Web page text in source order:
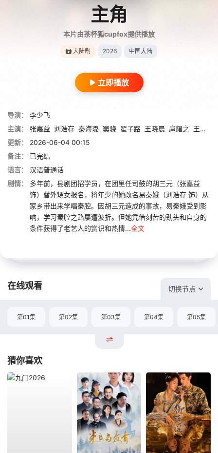
主角
本片由茶杯狐cupfox提供播放
大陆剧 2026 中国大陆
立即播放
导演：
李少飞
主演：
张嘉益 刘浩存 秦海璐 窦骁 翟子路 王晓晨 扈耀之 王海燕
更新：
2026-06-04 00:15
备注：
已完结
语言：
汉语普通话
剧情：
多年前，县剧团招学员，在团里任司鼓的胡三元（张嘉益
饰）替外甥女报名，将年少的她改名易秦娥（刘浩存 饰）从
家乡带出来学唱秦腔。因胡三元造成的事故，易秦娥受到影
响，学习秦腔之路屡遭波折。但她凭借刻苦的劲头和自身的
条件获得了老艺人的赏识和热情...全文
在线观看 切换节点
第01集 第02集 第03集 第04集 第05集
猜你喜欢